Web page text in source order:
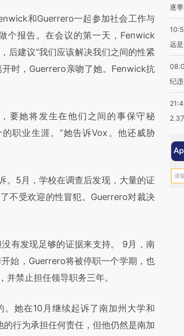
和Guerrero一起参加社会工作与
个报告。在会议的第一天，Fenwick
后建议“我们应该解决我们之间的性紧
时，Guerrero亲吻了她。Fenwick抗
她将发生在他们之间的事保守秘
职业生涯。”她告诉Vox。他还威胁
5月，学校在调查后发现，大量的证
不受欢迎的性冒犯。Guerrero对裁决
发现足够的证据来支持。 9月，南
始，Guerrero将被停职一个学期，也
禁止担任领导职务三年。
她在10月继续起诉了南加州大学和
行为承担任何责任，但他仍然是南加
逐
远
纪
2.3